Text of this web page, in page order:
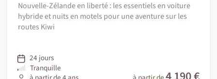
Nouvelle-Zélande en liberté : les essentiels en voiture
hybride et nuits en motels pour une aventure sur les
routes Kiwi
24 jours
Tranquille